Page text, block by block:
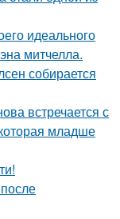
идеального
митчелла.
собирается
встречается с
младше